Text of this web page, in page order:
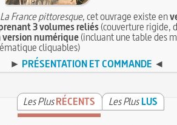
La France pittoresque, cet ouvrage existe en
3 volumes reliés(couverture rigide,
version numérique(incluant une table des
cliquables)
► PRÉSENTATION ET COMMANDE ◄
Les PlusRÉCENTS Les Plus LUS